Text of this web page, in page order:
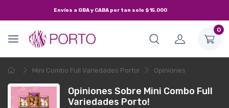
Envíos a GBA y CABA por tan solo $15.000
0
Mini Combo Full Variedades Porto! Opiniones
Opiniones Sobre Mini Combo Full
Variedades Porto!